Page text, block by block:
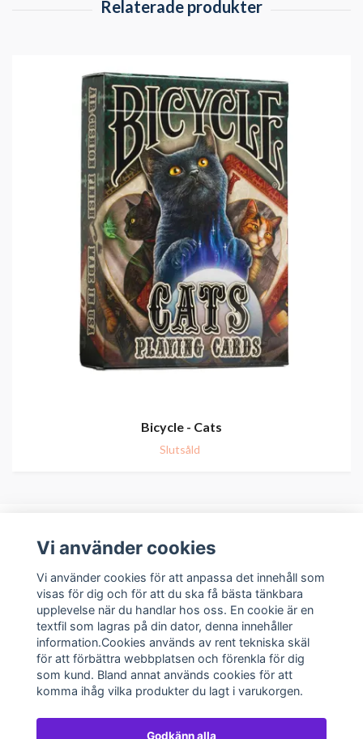
Bicycle - Cats
Slutsåld
Kundservice
Sociala medier
Vi använder cookies
Vi använder cookies för att anpassa det innehåll som
visas för dig och för att du ska få bästa tänkbara
upplevelse när du handlar hos oss. En cookie är en
textfil som lagras på din dator, denna innehåller
information.Cookies används av rent tekniska skäl
för att förbättra webbplatsen och förenkla för dig
som kund. Bland annat används cookies för att
komma ihåg vilka produkter du lagt i varukorgen.
Godkänn alla